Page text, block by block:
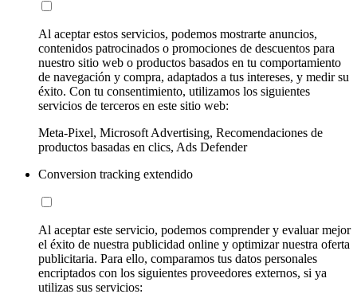
Al aceptar estos servicios, podemos mostrarte anuncios,
contenidos patrocinados o promociones de descuentos para
nuestro sitio web o productos basados en tu comportamiento
de navegación y compra, adaptados a tus intereses, y medir su
éxito. Con tu consentimiento, utilizamos los siguientes
servicios de terceros en este sitio web:
Meta-Pixel, Microsoft Advertising, Recomendaciones de
productos basadas en clics, Ads Defender
Conversion tracking extendido
Al aceptar este servicio, podemos comprender y evaluar mejor
el éxito de nuestra publicidad online y optimizar nuestra oferta
publicitaria. Para ello, comparamos tus datos personales
encriptados con los siguientes proveedores externos, si ya
utilizas sus servicios: